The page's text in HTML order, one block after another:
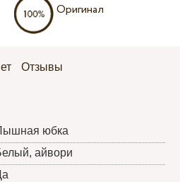
Оригинал
Отзывы
юбка
айвори